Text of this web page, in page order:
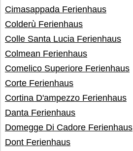
Cimasappada Ferienhaus
Colderù Ferienhaus
Colle Santa Lucia Ferienhaus
Colmean Ferienhaus
Comelico Superiore Ferienhaus
Corte Ferienhaus
Cortina D'ampezzo Ferienhaus
Danta Ferienhaus
Domegge Di Cadore Ferienhaus
Dont Ferienhaus